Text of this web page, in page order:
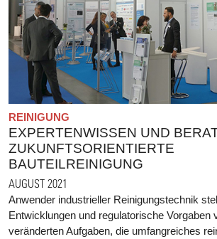
REINIGUNG
EXPERTENWISSEN UND
ZUKUNFTSORIENTIERTE
BAUTEILREINIGUNG
AUGUST 2021
Anwender industrieller Reinigungstechnik
Entwicklungen und regulatorische Vorgaben
veränderten Aufgaben, die umfangreiches